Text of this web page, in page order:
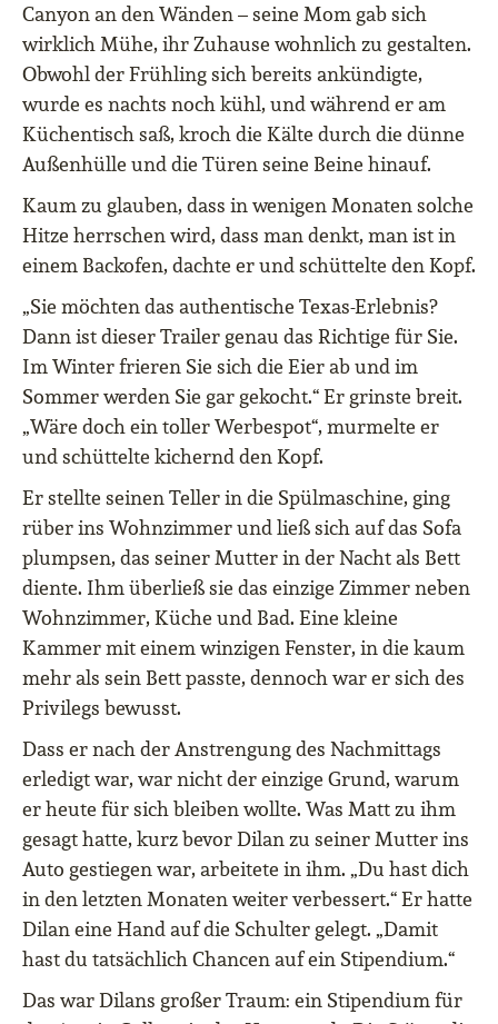
Canyon an den Wänden – seine Mom gab sich
wirklich Mühe, ihr Zuhause wohnlich zu gestalten.
Obwohl der Frühling sich bereits ankündigte,
wurde es nachts noch kühl, und während er am
Küchentisch saß, kroch die Kälte durch die dünne
Außenhülle und die Türen seine Beine hinauf.
Kaum zu glauben, dass in wenigen Monaten solche
Hitze herrschen wird, dass man denkt, man ist in
einem Backofen, dachte er und schüttelte den Kopf.
„Sie möchten das authentische Texas-Erlebnis?
Dann ist dieser Trailer genau das Richtige für Sie.
Im Winter frieren Sie sich die Eier ab und im
Sommer werden Sie gar gekocht.“ Er grinste breit.
„Wäre doch ein toller Werbespot“, murmelte er
und schüttelte kichernd den Kopf.
Er stellte seinen Teller in die Spülmaschine, ging
rüber ins Wohnzimmer und ließ sich auf das Sofa
plumpsen, das seiner Mutter in der Nacht als Bett
diente. Ihm überließ sie das einzige Zimmer neben
Wohnzimmer, Küche und Bad. Eine kleine
Kammer mit einem winzigen Fenster, in die kaum
mehr als sein Bett passte, dennoch war er sich des
Privilegs bewusst.
Dass er nach der Anstrengung des Nachmittags
erledigt war, war nicht der einzige Grund, warum
er heute für sich bleiben wollte. Was Matt zu ihm
gesagt hatte, kurz bevor Dilan zu seiner Mutter ins
Auto gestiegen war, arbeitete in ihm. „Du hast dich
in den letzten Monaten weiter verbessert.“ Er hatte
Dilan eine Hand auf die Schulter gelegt. „Damit
hast du tatsächlich Chancen auf ein Stipendium.“
Das war Dilans großer Traum: ein Stipendium für